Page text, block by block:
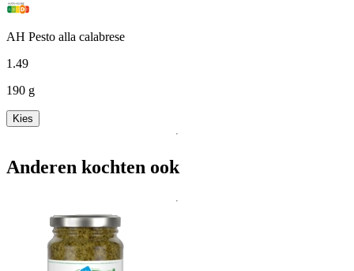
AH Pesto alla calabrese
1 .49
190 g
Kies
Anderen kochten ook